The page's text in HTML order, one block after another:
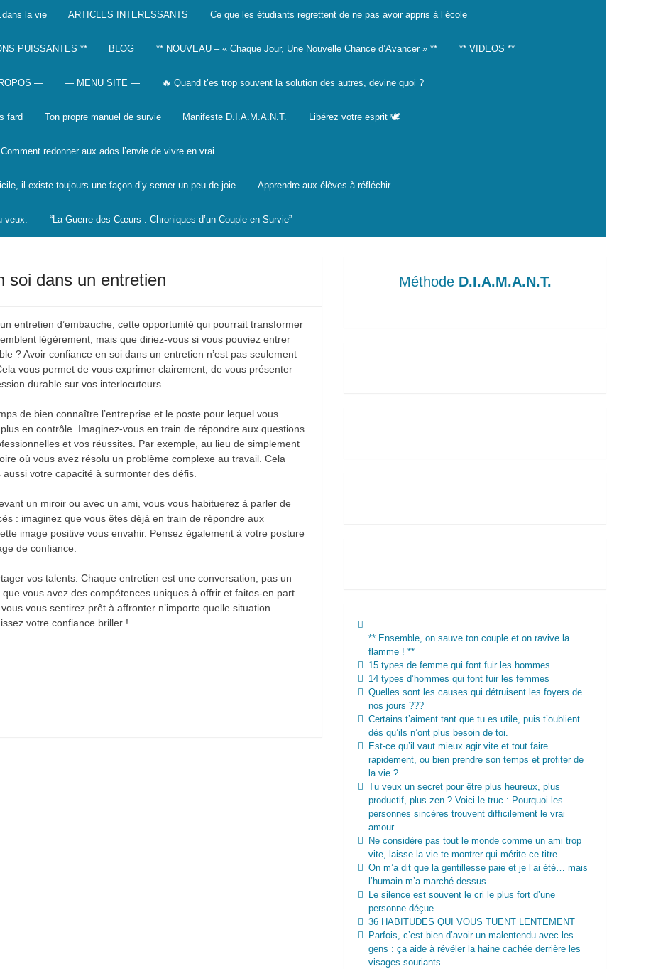
la vie ARTICLES INTERESSANTS Ce que les étudiants regrettent de ne pas avoir appris à l’école
PUISSANTES ** BLOG ** NOUVEAU – « Chaque Jour, Une Nouvelle Chance d’Avancer » ** ** VIDEOS **
— — MENU SITE — 🔥 Quand t’es trop souvent la solution des autres, devine quoi ?
fard Ton propre manuel de survie Manifeste D.I.A.M.A.N.T. Libérez votre esprit 🕊️
Comment redonner aux ados l’envie de vivre en vrai
il existe toujours une façon d’y semer un peu de joie Apprendre aux élèves à réfléchir
veux. “La Guerre des Cœurs : Chroniques d’un Couple en Survie”
soi dans un entretien
entretien d’embauche, cette opportunité qui pourrait transformer
légèrement, mais que diriez-vous si vous pouviez entrer
? Avoir confiance en soi dans un entretien n’est pas seulement
vous permet de vous exprimer clairement, de vous présenter
durable sur vos interlocuteurs.
de bien connaître l’entreprise et le poste pour lequel vous
en contrôle. Imaginez-vous en train de répondre aux questions
et vos réussites. Par exemple, au lieu de simplement
où vous avez résolu un problème complexe au travail. Cela
votre capacité à surmonter des défis.
un miroir ou avec un ami, vous vous habituerez à parler de
: imaginez que vous êtes déjà en train de répondre aux
image positive vous envahir. Pensez également à votre posture
de confiance.
vos talents. Chaque entretien est une conversation, pas un
vous avez des compétences uniques à offrir et faites-en part.
vous sentirez prêt à affronter n’importe quelle situation.
votre confiance briller !
Méthode D.I.A.M.A.N.T.
** Ensemble, on sauve ton couple et on ravive la
flamme ! **
15 types de femme qui font fuir les hommes
14 types d’hommes qui font fuir les femmes
Quelles sont les causes qui détruisent les foyers de
nos jours ???
Certains t’aiment tant que tu es utile, puis t’oublient
dès qu’ils n’ont plus besoin de toi.
Est-ce qu’il vaut mieux agir vite et tout faire
rapidement, ou bien prendre son temps et profiter de
la vie ?
Tu veux un secret pour être plus heureux, plus
productif, plus zen ? Voici le truc : Pourquoi les
personnes sincères trouvent difficilement le vrai
amour.
Ne considère pas tout le monde comme un ami trop
vite, laisse la vie te montrer qui mérite ce titre
On m’a dit que la gentillesse paie et je l’ai été… mais
l’humain m’a marché dessus.
Le silence est souvent le cri le plus fort d’une
personne déçue.
36 HABITUDES QUI VOUS TUENT LENTEMENT
Parfois, c’est bien d’avoir un malentendu avec les
gens : ça aide à révéler la haine cachée derrière les
visages souriants.